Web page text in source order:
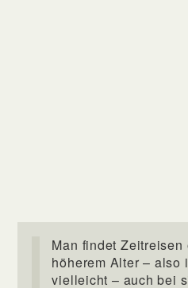
Man findet
höherem Alter – also
vielleicht – auch bei